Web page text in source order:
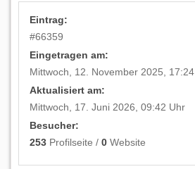
Eintrag:
#66359
Eingetragen am:
Mittwoch, 12. November 2025,
Aktualisiert am:
Mittwoch, 17. Juni 2026, 09:42 Uhr
Besucher:
253 Profilseite /0 Website